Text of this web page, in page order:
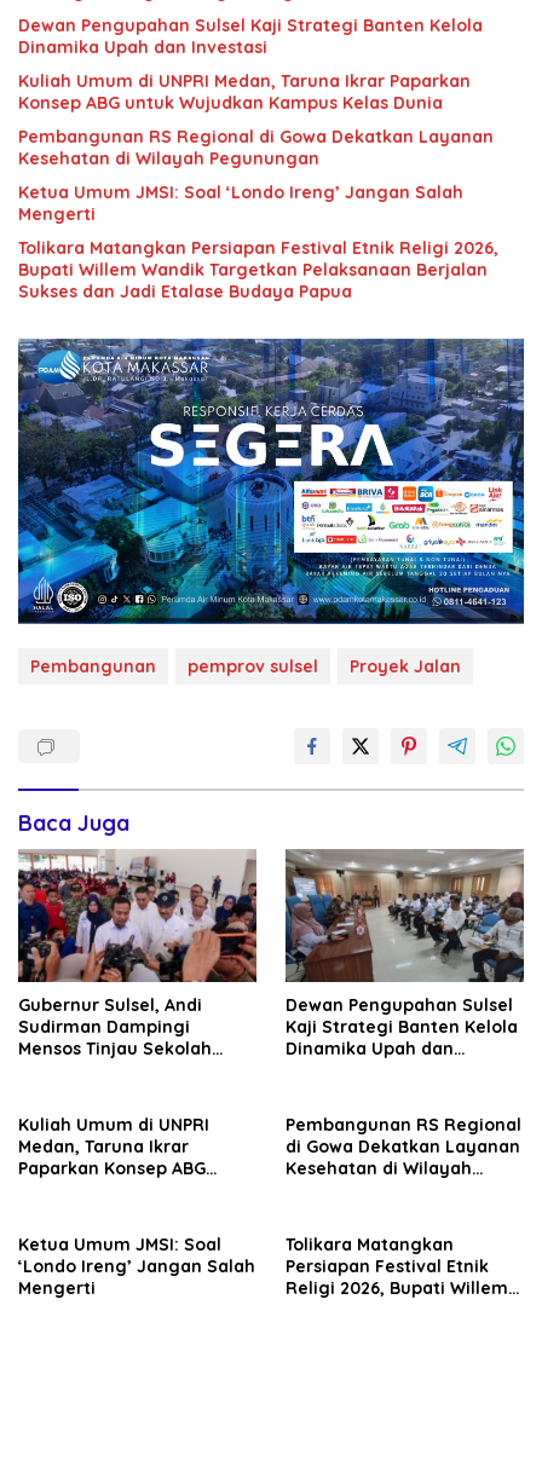
Dewan Pengupahan Sulsel Kaji Strategi Banten Kelola
Dinamika Upah dan Investasi
Kuliah Umum di UNPRI Medan, Taruna Ikrar Paparkan
Konsep ABG untuk Wujudkan Kampus Kelas Dunia
Pembangunan RS Regional di Gowa Dekatkan Layanan
Kesehatan di Wilayah Pegunungan
Ketua Umum JMSI: Soal ‘Londo Ireng’ Jangan Salah
Mengerti
Tolikara Matangkan Persiapan Festival Etnik Religi 2026,
Bupati Willem Wandik Targetkan Pelaksanaan Berjalan
Sukses dan Jadi Etalase Budaya Papua
Pembangunan pemprov sulsel Proyek Jalan
Baca Juga
Gubernur Sulsel, Andi
Sudirman Dampingi
Mensos Tinjau Sekolah
Dukungan Pengembangan
Program
Dewan Pengupahan Sulsel
Kaji Strategi Banten Kelola
Dinamika Upah dan
Kuliah Umum di UNPRI
Medan, Taruna Ikrar
Paparkan Konsep ABG
Pembangunan RS Regional
di Gowa Dekatkan Layanan
Kesehatan di Wilayah
Ketua Umum JMSI: Soal
‘Londo Ireng’ Jangan Salah
Mengerti
Tolikara Matangkan
Persiapan Festival Etnik
Religi 2026, Bupati Willem